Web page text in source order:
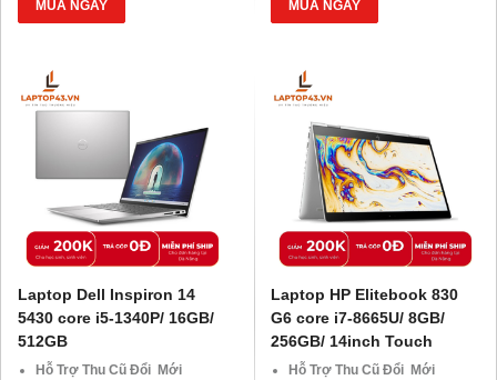
SSD
10.000 Voucher Giảm
Giá 500.000đ
MUA NGAY
SSD
10.000 Voucher Giảm
Giá 500.000đ
MUA NGAY
Laptop Dell Inspiron 14
5430 core i5-1340P/ 16GB/
512GB
Hỗ Trợ Thu Cũ Đổi Mới
Laptop HP Elitebook 830
G6 core i7-8665U/ 8GB/
256GB/ 14inch Touch
Hỗ Trợ Thu Cũ Đổi Mới